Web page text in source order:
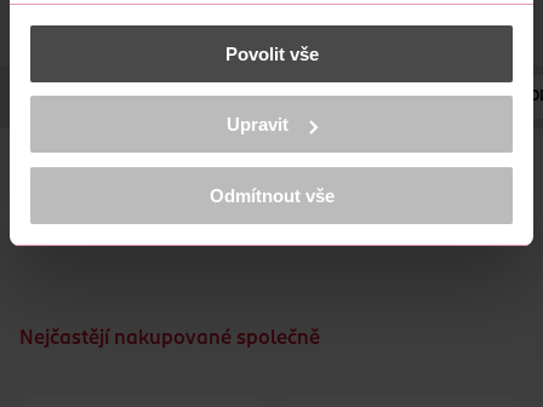
konkrétní charakteristiky (otisk prstu)
Zjistěte více o tom, jak zpracováváme vaše osobní údaje, a nastavte
části s podrobnostmi . Svůj souhlas můžete kdykoliv
K provozu stránek, personalizaci obsahu a reklam, funkcí sociálních
médií, analýze návštěvnosti, které mohou nést osobní údaje.
Více najdete vprohlášení o ochraně osobních údajů.
Děkujeme za pochopení. >více o cookies<
Povolit vše
Upravit
Odmítnout vše
POPIS POUŽITÍ SLOŽENÍ VYROBENO V VÝROBCE/
Zpomalovač růstu chloupků obsahuje látky, které postupně
Nejčastějí nakupované společně